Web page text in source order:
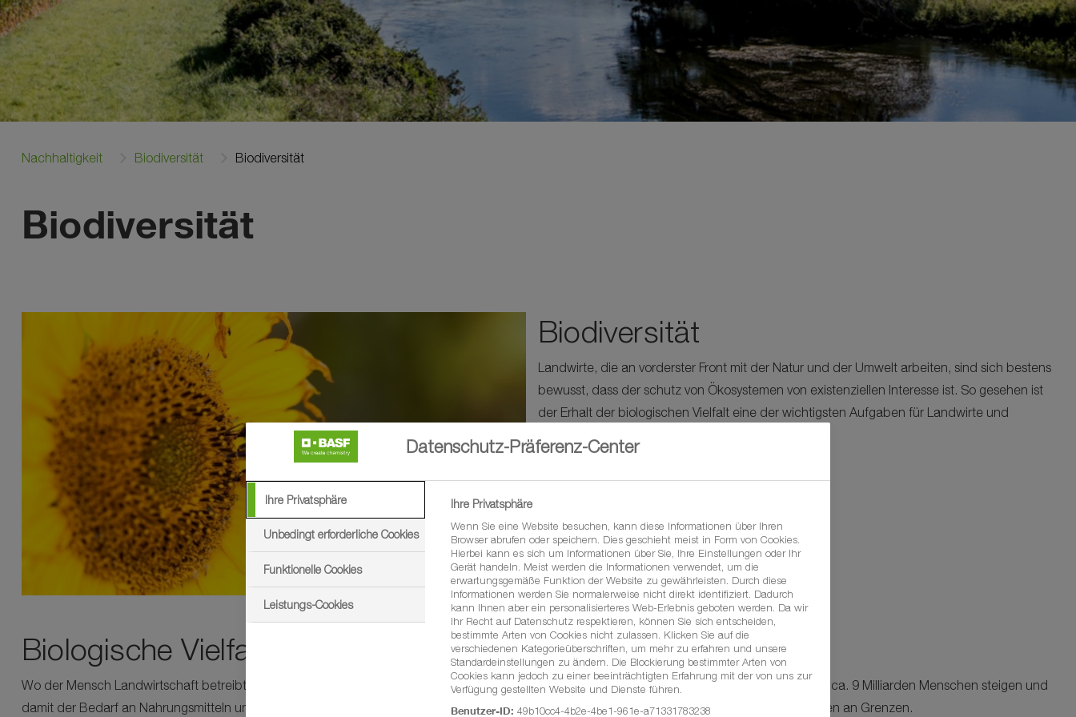
Nachhaltigkeit Biodiversität Biodiversität
Biodiversität
Biodiversität
Landwirte, die an vorderster Front mit der Natur und der Umwelt arbeiten, sind sich bestens
bewusst, dass der schutz von Ökosystemen von existenziellen Interesse ist. So gesehen ist
der Erhalt der biologischen Vielfalt eine der wichtigsten Aufgaben für Landwirte und
Biologische Vielfalt
Wo der Mensch Landwirtschaft betreibt, greift er in Lebensräume von Pflanzen und Tieren ein. Bis zum Jahr 2050 wird die Weltbevölkerung auf ca. 9 Milliarden Menschen steigen und
damit der Bedarf an Nahrungsmitteln um 70 Prozent höher sein als heute. Gleichzeitig stösst die Erweiterung landwirtschaftlich nutzbarer Flächen an Grenzen.
Datenschutz-Präferenz-Center
Ihre Privatsphäre
Unbedingt erforderliche Cookies
Funktionelle Cookies
Leistungs-Cookies
Ihre Privatsphäre
Wenn Sie eine Website besuchen, kann diese Informationen über Ihren
Browser abrufen oder speichern. Dies geschieht meist in Form von Cookies.
Hierbei kann es sich um Informationen über Sie, Ihre Einstellungen oder Ihr
Gerät handeln. Meist werden die Informationen verwendet, um die
erwartungsgemäße Funktion der Website zu gewährleisten. Durch diese
Informationen werden Sie normalerweise nicht direkt identifiziert. Dadurch
kann Ihnen aber ein personalisierteres Web-Erlebnis geboten werden. Da wir
Ihr Recht auf Datenschutz respektieren, können Sie sich entscheiden,
bestimmte Arten von Cookies nicht zulassen. Klicken Sie auf die
verschiedenen Kategorieüberschriften, um mehr zu erfahren und unsere
Standardeinstellungen zu ändern. Die Blockierung bestimmter Arten von
Cookies kann jedoch zu einer beeinträchtigten Erfahrung mit der von uns zur
Verfügung gestellten Website und Dienste führen.
Benutzer-ID: 49b10cc4-4b2e-4be1-961e-a71331783238